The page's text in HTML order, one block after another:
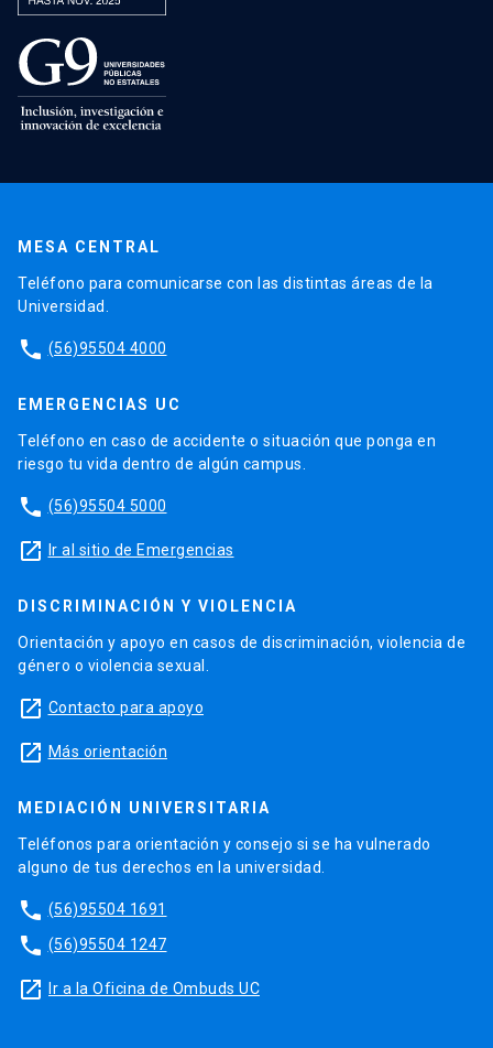
MESA CENTRAL
Teléfono para comunicarse con las distintas áreas de la
Universidad.
phone (56)95504 4000
EMERGENCIAS UC
Teléfono en caso de accidente o situación que ponga en
riesgo tu vida dentro de algún campus.
phone (56)95504 5000
launch Ir al sitio de Emergencias
DISCRIMINACIÓN Y VIOLENCIA
Orientación y apoyo en casos de discriminación, violencia de
género o violencia sexual.
launch Contacto para apoyo
launch Más orientación
MEDIACIÓN UNIVERSITARIA
Teléfonos para orientación y consejo si se ha vulnerado
alguno de tus derechos en la universidad.
phone (56)95504 1691
phone (56)95504 1247
launch Ir a la Oficina de Ombuds UC